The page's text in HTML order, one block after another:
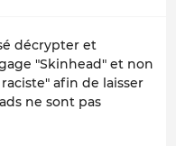
décrypter et
"Skinhead" et non
afin de laisser
ne sont pas